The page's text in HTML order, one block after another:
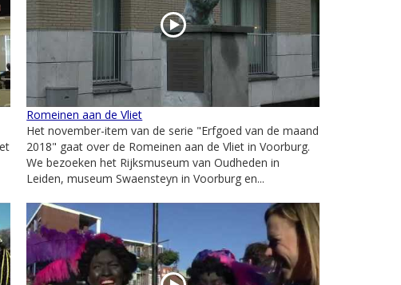
Romeinen aan de Vliet
Het november-item van de serie "Erfgoed van de maand
2018" gaat over de Romeinen aan de Vliet in Voorburg.
We bezoeken het Rijksmuseum van Oudheden in
Leiden, museum Swaensteyn in Voorburg en...